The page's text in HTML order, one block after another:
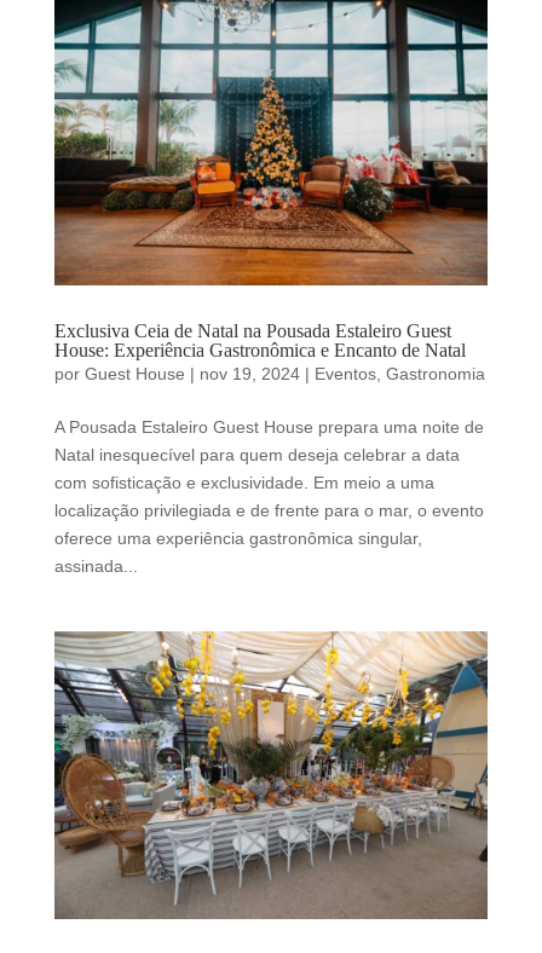
Exclusiva Ceia de Natal na Pousada Estaleiro Guest
House: Experiência Gastronômica e Encanto de Natal
por Guest House | nov 19, 2024| Eventos, Gastronomia
A Pousada Estaleiro Guest House prepara uma noite de
Natal inesquecível para quem deseja celebrar a data
com sofisticação e exclusividade. Em meio a uma
localização privilegiada e de frente para o mar, o evento
oferece uma experiência gastronômica singular,
assinada...